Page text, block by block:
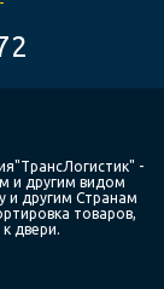
-
и другим видом
и другим Странам
товаров,
двери.